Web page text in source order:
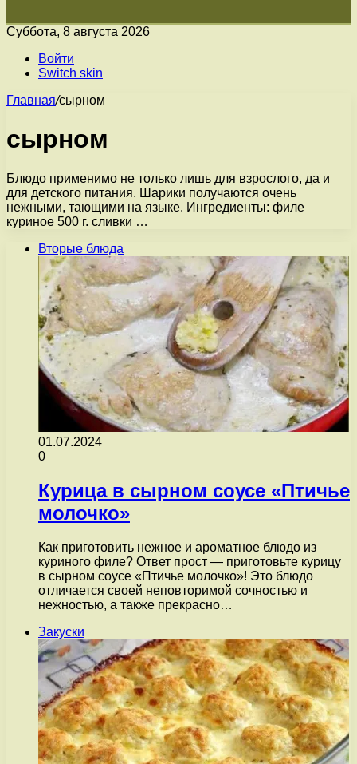
Суббота, 8 августа 2026
Войти
Switch skin
Главная/сырном
сырном
Блюдо применимо не только лишь для взрослого, да и
для детского питания. Шарики получаются очень
нежными, тающими на языке. Ингредиенты: филе
куриное 500 г. сливки …
Вторые блюда
01.07.2024
0
Курица в сырном соусе «Птичье
молочко»
Как приготовить нежное и ароматное блюдо из
куриного филе? Ответ прост — приготовьте курицу
в сырном соусе «Птичье молочко»! Это блюдо
отличается своей неповторимой сочностью и
нежностью, а также прекрасно…
Закуски